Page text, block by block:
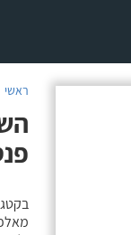
ראשי